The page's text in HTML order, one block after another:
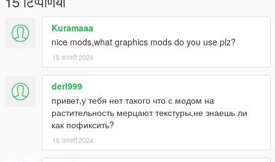
Kuramaaa
nice mods,what graphics mods do you use plz?
18 फरवरी 2024
derl999
привет,у тебя нет такого что с модом на
растительность мерцают текстуры,не знаешь ли
как пофиксить?
18 फरवरी 2024